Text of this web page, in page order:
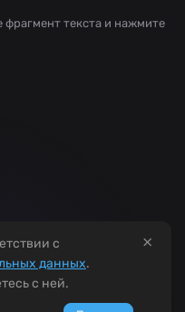
фрагмент текста и нажмите
×
с
данных.
с ней.